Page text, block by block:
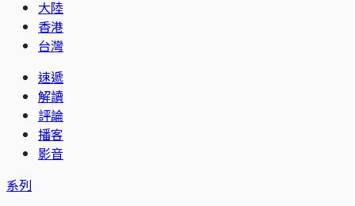
大陸
香港
台灣
速遞
解讀
評論
播客
影音
系列